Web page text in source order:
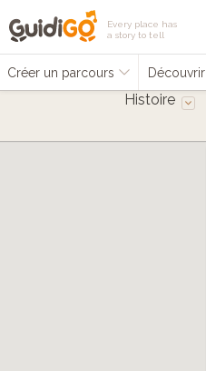
Every place has
a story to tell
Créer un parcours Découvrir
Histoire